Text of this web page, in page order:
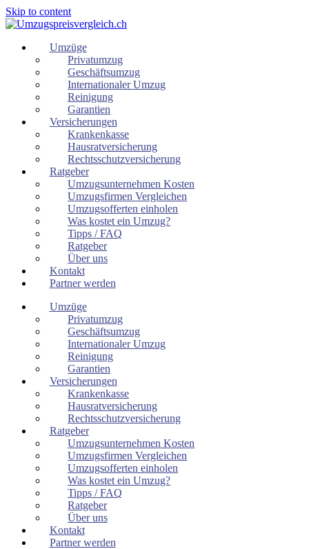
Skip to content
Umzüge
Privatumzug
Geschäftsumzug
Internationaler Umzug
Reinigung
Garantien
Versicherungen
Krankenkasse
Hausratversicherung
Rechtsschutzversicherung
Ratgeber
Umzugsunternehmen Kosten
Umzugsfirmen Vergleichen
Umzugsofferten einholen
Was kostet ein Umzug?
Tipps / FAQ
Ratgeber
Über uns
Kontakt
Partner werden
Umzüge
Privatumzug
Geschäftsumzug
Internationaler Umzug
Reinigung
Garantien
Versicherungen
Krankenkasse
Hausratversicherung
Rechtsschutzversicherung
Ratgeber
Umzugsunternehmen Kosten
Umzugsfirmen Vergleichen
Umzugsofferten einholen
Was kostet ein Umzug?
Tipps / FAQ
Ratgeber
Über uns
Kontakt
Partner werden